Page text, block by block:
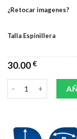
¿Retocar imagenes?
Talla Espinillera
30.00 €
ESPINILLERAS